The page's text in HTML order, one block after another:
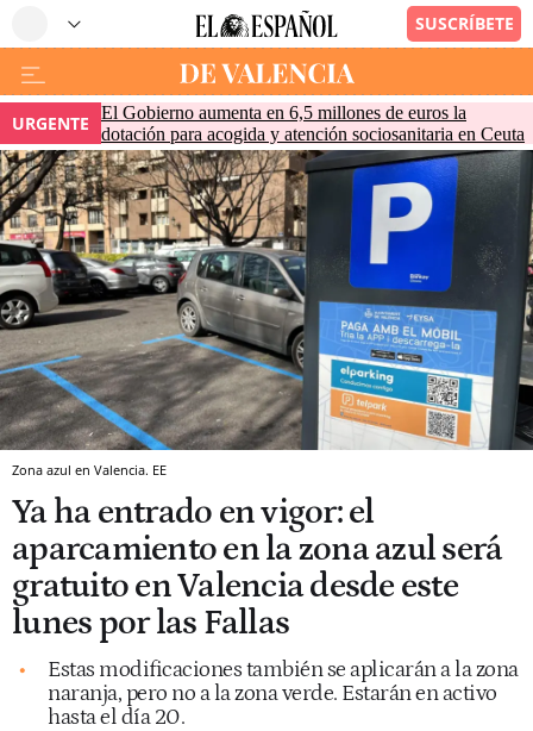
URGENTE
El Gobierno aumenta en 6,5 millones de euros la
dotación para acogida y atención sociosanitaria en Ceuta
Zona azul en Valencia. EE
Ya ha entrado en vigor: el
aparcamiento en la zona azul será
gratuito en Valencia desde este
lunes por las Fallas
Estas modificaciones también se aplicarán a la zona
naranja, pero no a la zona verde. Estarán en activo
hasta el día 20.